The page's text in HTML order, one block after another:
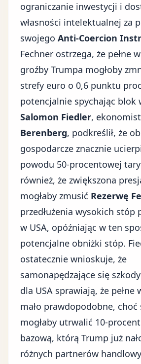
ograniczanie inwestycji i
własności intelektualnej za
swojego Anti-Coercion
Fechner ostrzega, że pełne
groźby Trumpa mogłoby
strefy euro o 0,6 punktu
potencjalnie spychając blok
Salomon Fiedler,
Berenberg, podkreślił, że
gospodarcze znacznie
powodu 50-procentowej
również, że zwiększona
mogłaby zmusić Rezerwę
przedłużenia wysokich stóp
w USA, opóźniając w ten
potencjalne obniżki stóp.
ostatecznie wnioskuje, że
samonapędzające się
dla USA sprawiają, że pełne
mało prawdopodobne, choć
mogłaby utrwalić 10-
bazową, którą Trump już
różnych partnerów